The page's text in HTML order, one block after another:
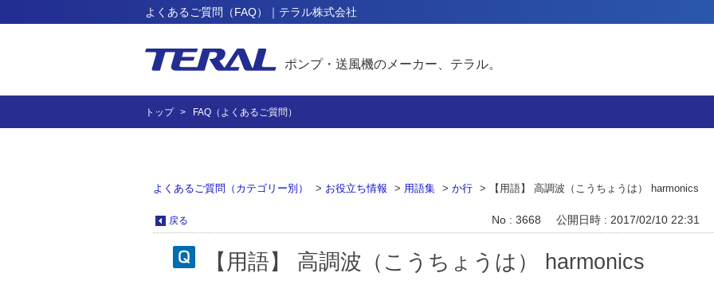
よくあるご質問（FAQ）｜テラル株式会社
ポンプ・送風機のメーカー、テラル。
トップ FAQ（よくあるご質問）
よくあるご質問（カテゴリー別） > お役立ち情報 > 用語集 > か行 > 【用語】 高調波（こうちょうは） harmonics
戻る No : 3668 公開日時 : 2017/02/10 22:31
【用語】 高調波（こうちょうは） harmonics